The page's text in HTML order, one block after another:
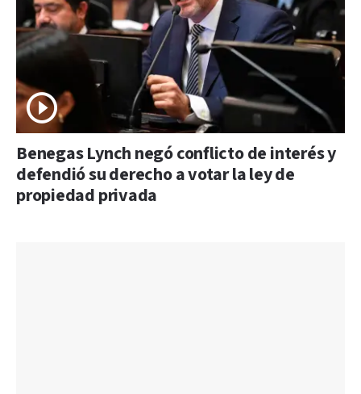
Benegas Lynch negó conflicto de interés y
defendió su derecho a votar la ley de
propiedad privada